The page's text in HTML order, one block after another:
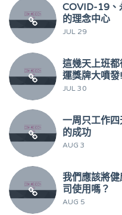
COVID-19、
的理念中心
JUL 29
這幾天上班
運獎牌大噴發!
JUL 30
一周只工作
的成功
AUG 3
我們應該將
司使用嗎？
AUG 5